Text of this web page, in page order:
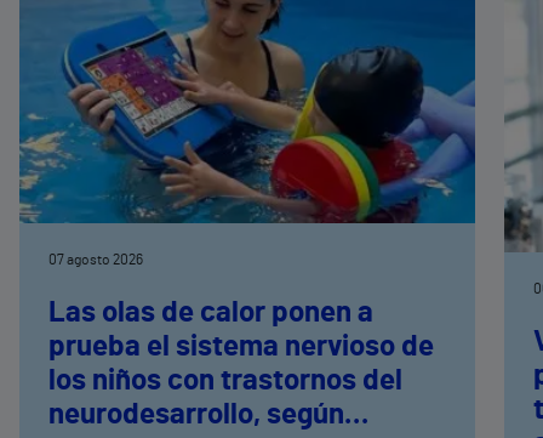
07 agosto 2026
Las olas de calor ponen a
prueba el sistema nervioso de
los niños con trastornos del
neurodesarrollo, según